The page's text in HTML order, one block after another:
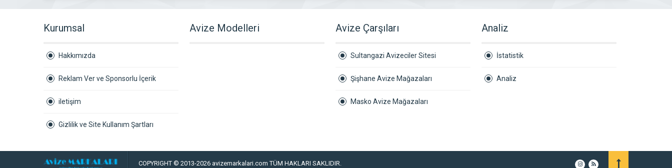
Kurumsal
Hakkımızda
Reklam Ver ve Sponsorlu İçerik
iletişim
Gizlilik ve Site Kullanım Şartları
Avize Modelleri Avize Çarşıları
Sultangazi Avizeciler Sitesi
Şişhane Avize Mağazaları
Masko Avize Mağazaları
Analiz
İstatistik
Analiz
COPYRIGHT © 2013-2026 avizemarkalari.com TÜM HAKLARI SAKLIDIR.